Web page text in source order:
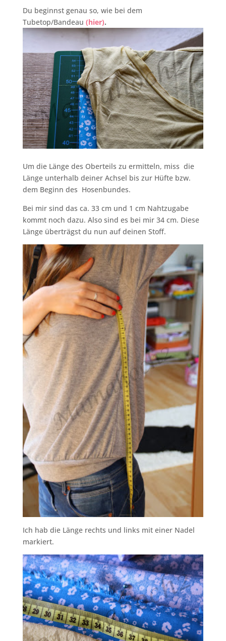
Du beginnst genau so, wie bei dem
Tubetop/Bandeau (hier).
Um die Länge des Oberteils zu ermitteln, miss die
Länge unterhalb deiner Achsel bis zur Hüfte bzw.
dem Beginn des Hosenbundes.
Bei mir sind das ca. 33 cm und 1 cm Nahtzugabe
kommt noch dazu. Also sind es bei mir 34 cm. Diese
Länge überträgst du nun auf deinen Stoff.
Ich hab die Länge rechts und links mit einer Nadel
markiert.